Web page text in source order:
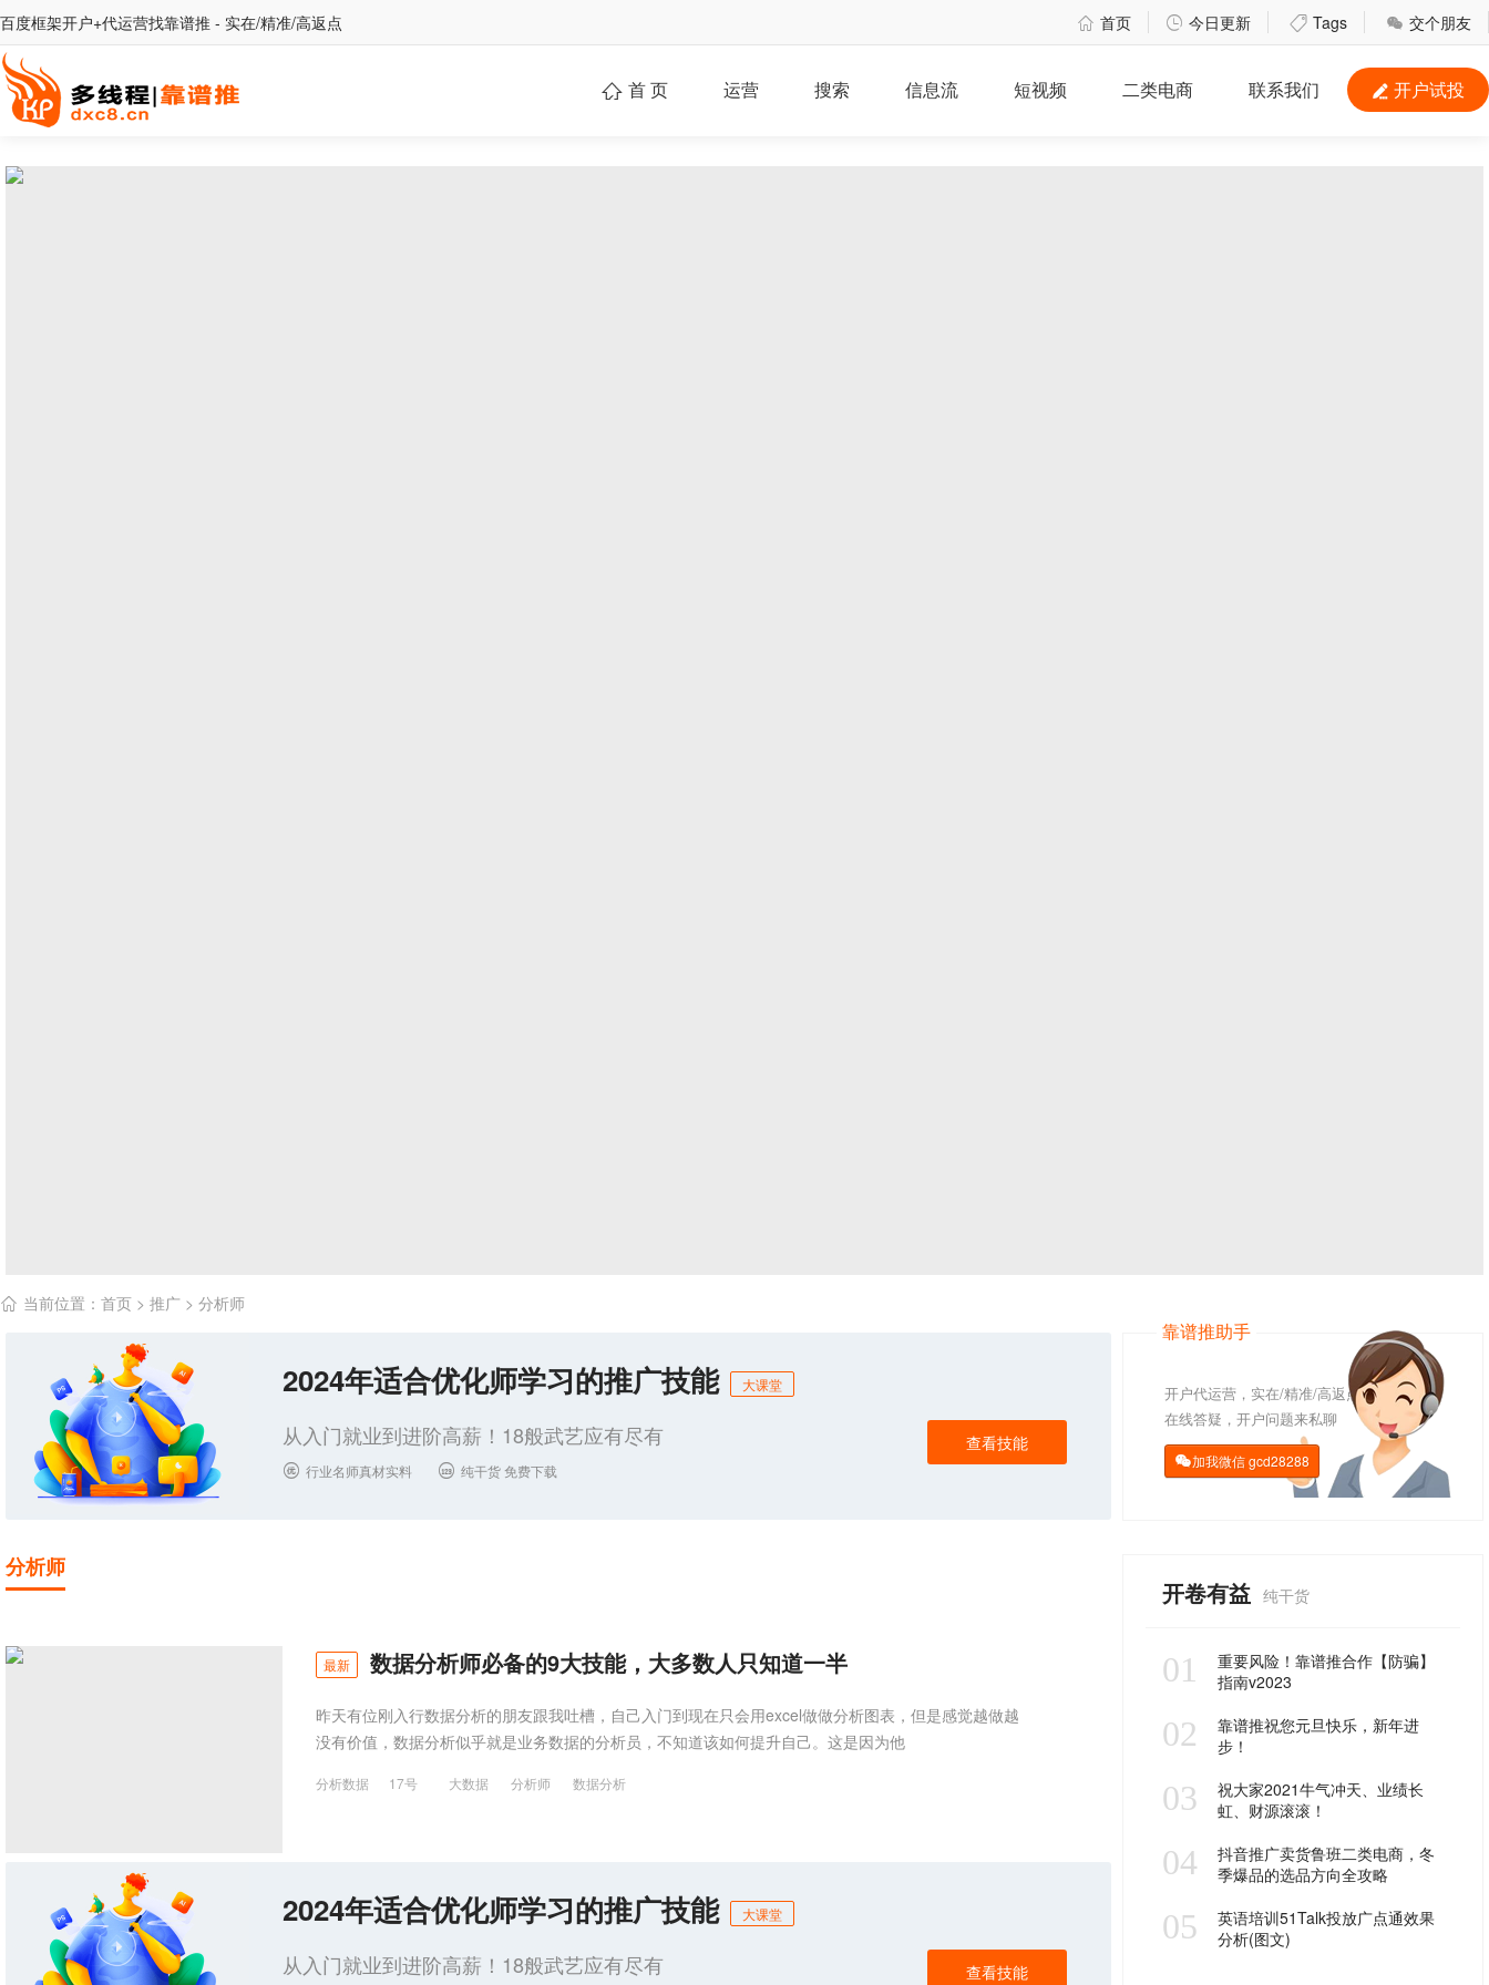
百度框架开户+代运营找靠谱推 - 实在/精准/高返点  首页  今日更新  Tags  交个朋友
 开户试投
 首 页 运营 搜索 信息流 短视频 二类电商 联系我们
 当前位置： 首页 > 推广 > 分析师
2024年适合优化师学习的推广技能 大课堂
从入门就业到进阶高薪！18般武艺应有尽有
 行业名师真材实料  纯干货 免费下载
查看技能
分析师
最新 数据分析师必备的9大技能，大多数人只知道一半
昨天有位刚入行数据分析的朋友跟我吐槽，自己入门到现在只会用excel做做分析图表，但是感觉越做越
没有价值，数据分析似乎就是业务数据的分析员，不知道该如何提升自己。这是因为他
分析数据 17号 大数据 分析师 数据分析
2024年适合优化师学习的推广技能 大课堂
从入门就业到进阶高薪！18般武艺应有尽有 查看技能
靠谱推助手
开户代运营，实在/精准/高返点
在线答疑，开户问题来私聊
加我微信gcd28288
开卷有益 纯干货
01
重要风险！靠谱推合作【防骗】
指南v2023
02
靠谱推祝您元旦快乐，新年进
步！
03
祝大家2021牛气冲天、业绩长
虹、财源滚滚！
04
抖音推广卖货鲁班二类电商，冬
季爆品的选品方向全攻略
05
英语培训51Talk投放广点通效果
分析(图文)